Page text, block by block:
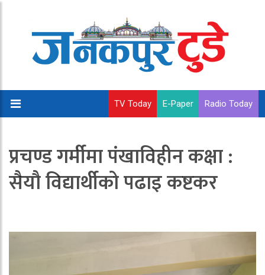
TV Today E-Paper Radio Today
प्रचण्ड गर्मीमा पंखाविहीन कक्षा :
सैयौ विद्यार्थीको पढाइ कष्टकर